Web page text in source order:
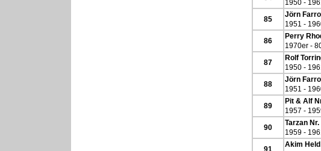
1950 -
85
Jörn
1951 -
86
Perry
1970er -
87
Rolf
1950 -
88
Jörn
1951 -
89
Pit & Alf
1957 -
90
Tarzan Nr.
1959 -
91
Akim